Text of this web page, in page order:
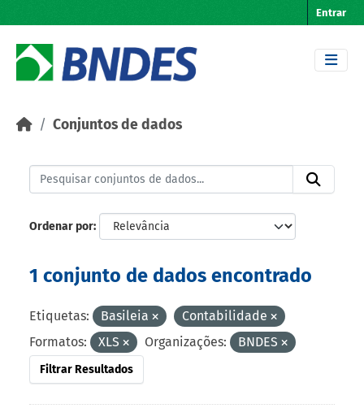
Entrar
Conjuntos de dados
Ordenar por
1 conjunto de dados encontrado
Etiquetas: Basileia
Contabilidade
Formatos:
XLS Organizações: BNDES
Filtrar Resultados